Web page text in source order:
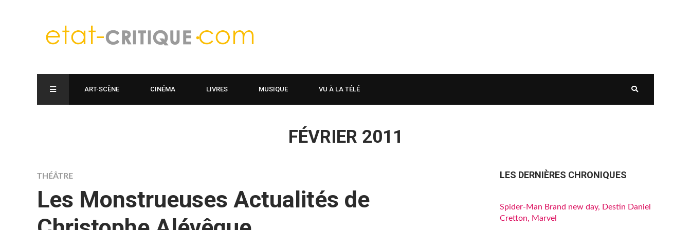
ART-SCÈNE CINÉMA LIVRES MUSIQUE VU À LA TÉLÉ
FÉVRIER 2011
THÉÂTRE
Les Monstrueuses Actualités de
LES DERNIÈRES CHRONIQUES
Spider-Man Brand new day, Destin Daniel
Cretton, Marvel